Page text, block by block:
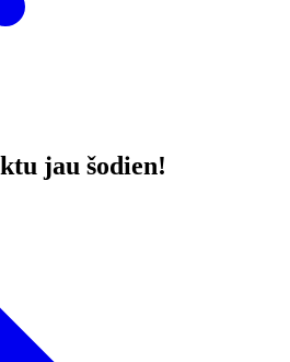
jau šodien!